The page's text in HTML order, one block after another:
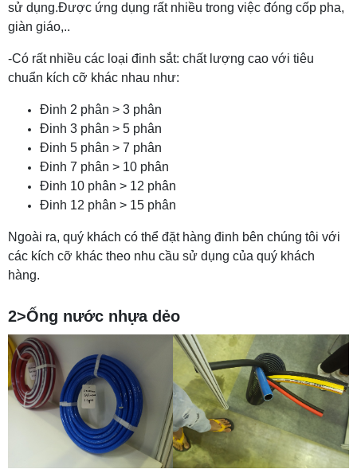
sử dụng.Được ứng dụng rất nhiều trong việc đóng cốp pha,
giàn giáo,..
-Có rất nhiều các loại đinh sắt: chất lượng cao với tiêu
chuẩn kích cỡ khác nhau như:
Đinh 2 phân > 3 phân
Đinh 3 phân > 5 phân
Đinh 5 phân > 7 phân
Đinh 7 phân > 10 phân
Đinh 10 phân > 12 phân
Đinh 12 phân > 15 phân
Ngoài ra, quý khách có thể đặt hàng đinh bên chúng tôi với
các kích cỡ khác theo nhu cầu sử dụng của quý khách
hàng.
2>Ống nước nhựa dẻo